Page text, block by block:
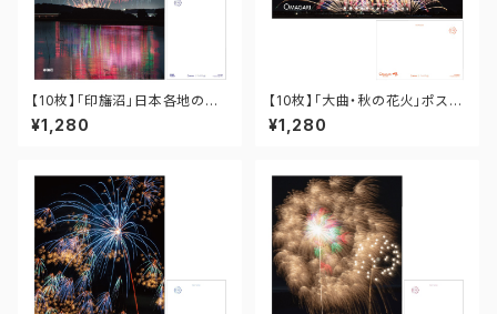
【10枚】「印旛沼」日本各地の花
¥1,280
【10枚】「大曲・秋の花火」ポスト
カード PO-OM-021
¥1,280